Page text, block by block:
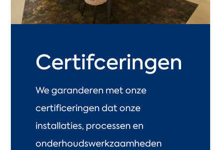
Certifceringen
We garanderen met onze
certificeringen dat onze
installaties, processen en
onderhoudswerkzaamheden